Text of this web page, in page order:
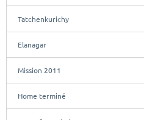
Tatchenkurichy
Elanagar
Mission 2011
Home terminé